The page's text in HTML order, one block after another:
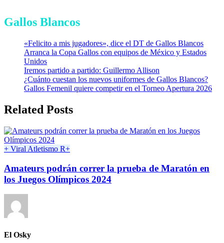
Gallos Blancos
«Felicito a mis jugadores», dice el DT de Gallos Blancos
Arranca la Copa Gallos con equipos de México y Estados
Unidos
Iremos partido a partido: Guillermo Allison
¿Cuánto cuestan los nuevos uniformes de Gallos Blancos?
Gallos Femenil quiere competir en el Torneo Apertura 2026
Related Posts
+ Viral Atletismo R+
Amateurs podrán correr la prueba de Maratón en
los Juegos Olímpicos 2024
El Osky